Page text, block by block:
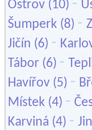
Ostrov (10) -
Šumperk (8) -
Jičín (6) -
Tábor (6) -
Havířov (5) -
Místek (4) -
Karviná (4) -